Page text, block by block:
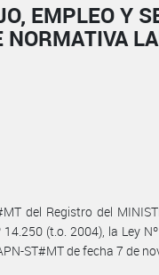
EMPLEO Y
NORMATIVA
del Registro del
14.250 (t.o. 2004), la Ley
ST#MT de fecha 7 de